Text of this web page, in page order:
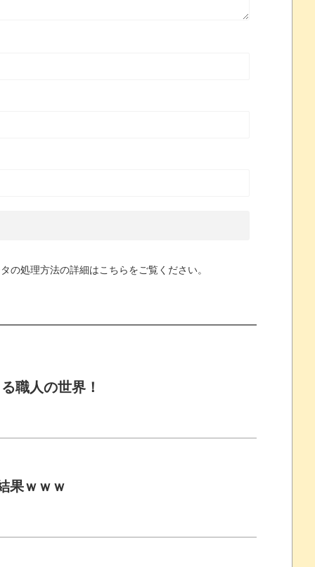
の処理方法の詳細はこちらをご覧ください。
職人の世界！
果ｗｗｗ